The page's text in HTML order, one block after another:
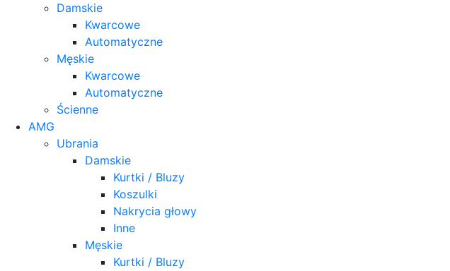
Damskie
Kwarcowe
Automatyczne
Męskie
Kwarcowe
Automatyczne
Ścienne
AMG
Ubrania
Damskie
Kurtki / Bluzy
Koszulki
Nakrycia głowy
Inne
Męskie
Kurtki / Bluzy